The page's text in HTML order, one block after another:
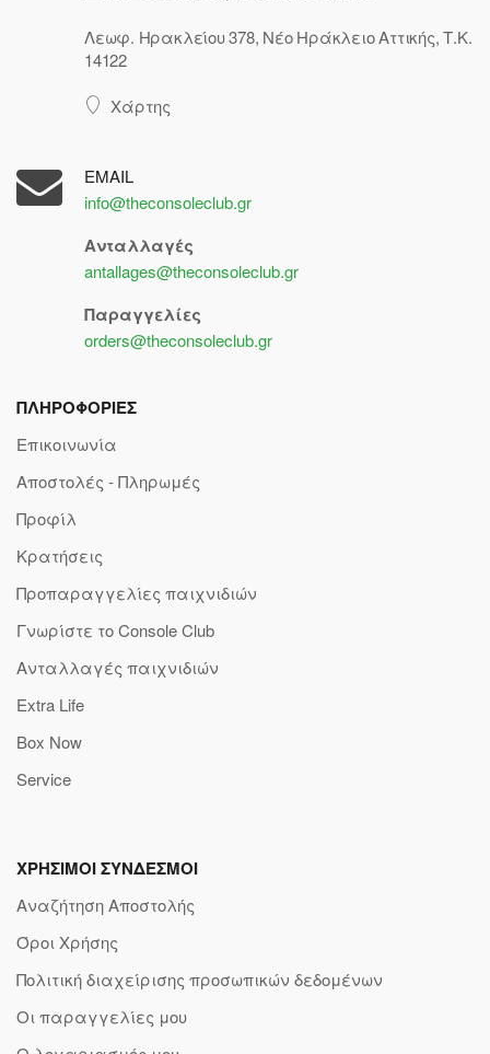
Λεωφ. Ηρακλείου 378, Νέο Ηράκλειο Αττικής, Τ.Κ.
14122
Χάρτης
EMAIL
info@theconsoleclub.gr
Ανταλλαγές
antallages@theconsoleclub.gr
Παραγγελίες
orders@theconsoleclub.gr
ΠΛΗΡΟΦΟΡΙΕΣ
Επικοινωνία
Αποστολές - Πληρωμές
Προφίλ
Κρατήσεις
Προπαραγγελίες παιχνιδιών
Γνωρίστε το Console Club
Ανταλλαγές παιχνιδιών
Extra Life
Box Now
Service
ΧΡΗΣΙΜΟΙ ΣΥΝΔΕΣΜΟΙ
Αναζήτηση Αποστολής
Όροι Χρήσης
Πολιτική διαχείρισης προσωπικών δεδομένων
Οι παραγγελίες μου